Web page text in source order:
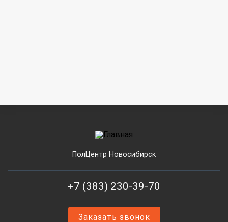
ПолЦентр Новосибирск
+7 (383) 230-39-70
Заказать звонок